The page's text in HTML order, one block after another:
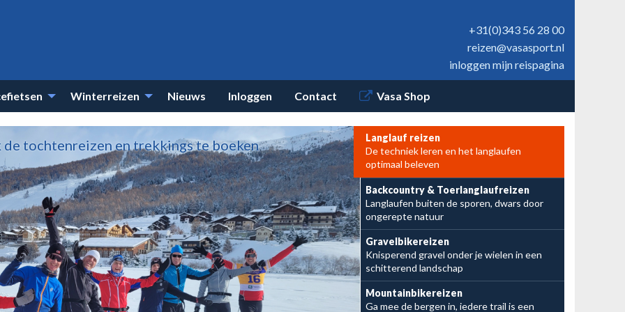
+31(0)343 56 28 00
reizen@vasasport.nl
inloggen mijn reispagina
Winterreizen Nieuws Inloggen Contact Vasa Shop
tochtenreizen en trekkings te boeken
Nu te boeken:
BC Reuzengebergte
en BC Schwarzwald
Langlauf reizen
De techniek leren en het langlaufen
optimaal beleven
Backcountry & Toerlanglaufreizen
Langlaufen buiten de sporen, dwars door
ongerepte natuur
Gravelbikereizen
Knisperend gravel onder je wielen in een
schitterend landschap
Mountainbikereizen
Ga mee de bergen in, iedere trail is een